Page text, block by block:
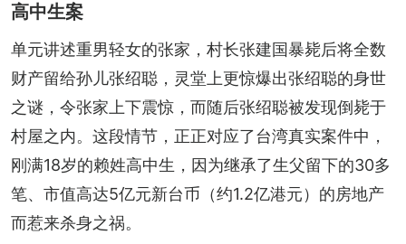
高中生案
单元讲述重男轻女的张家，村长张建国暴毙后将全数
财产留给孙儿张绍聪，灵堂上更惊爆出张绍聪的身世
之谜，令张家上下震惊，而随后张绍聪被发现倒毙于
村屋之内。这段情节，正正对应了台湾真实案件中，
刚满18岁的赖姓高中生，因为继承了生父留下的30多
笔、市值高达5亿元新台币（约1.2亿港元）的房地产
而惹来杀身之祸。